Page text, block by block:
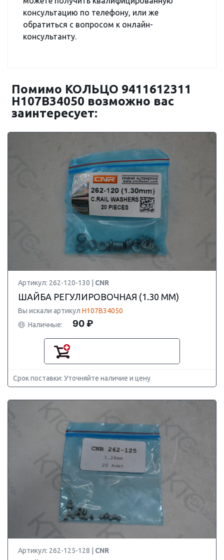
консультацию по телефону, или же
обратиться с вопросом к онлайн-
консультанту.
Помимо КОЛЬЦО 9411612311
H107B34050 возможно вас
заинтересует:
Артикул: 262-120-130 | CNR
ШАЙБА РЕГУЛИРОВОЧНАЯ (1.30 MM)
Вы искали артикул H107B34050
Наличные:
90 ₽
Срок поставки: Уточняйте наличие и цену
Артикул: 262-125-128 | CNR